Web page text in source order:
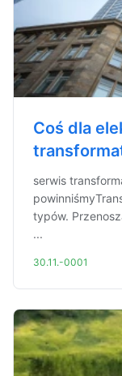
Coś dla
serwis
typów.
...
30.11.-0001